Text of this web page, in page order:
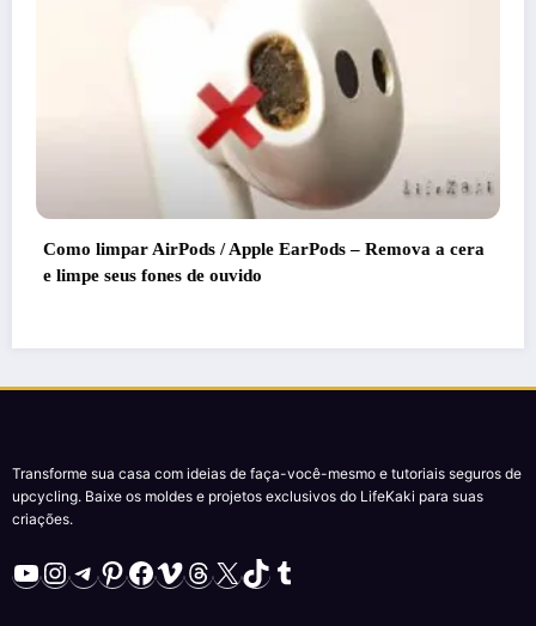
a cera
Assuma o controlo da sua casa com estas 5 dicas
upcycling. Baixe os moldes e projetos exclusivos do LifeKaki para suas
criações.
ThreadsTikTok